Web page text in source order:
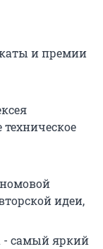
и премии
идеи,
- самый яркий